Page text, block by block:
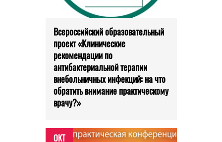
Всероссийский образовательный
проект «Клинические
рекомендации по
антибактериальной терапии
внебольничных инфекций: на что
обратить внимание практическому
врачу?»
ОКТ